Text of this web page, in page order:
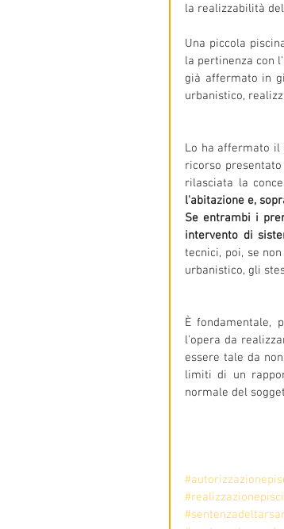
la realizzabilità
Una piccola
la pertinenza con
già affermato in
urbanistico,
Lo ha affermato il
ricorso
rilasciata la
l'abitazione e,
Se entrambi i
intervento di
tecnici, poi, se
urbanistico, gli
È fondamentale,
l'opera da
essere tale da
limiti di un
normale del